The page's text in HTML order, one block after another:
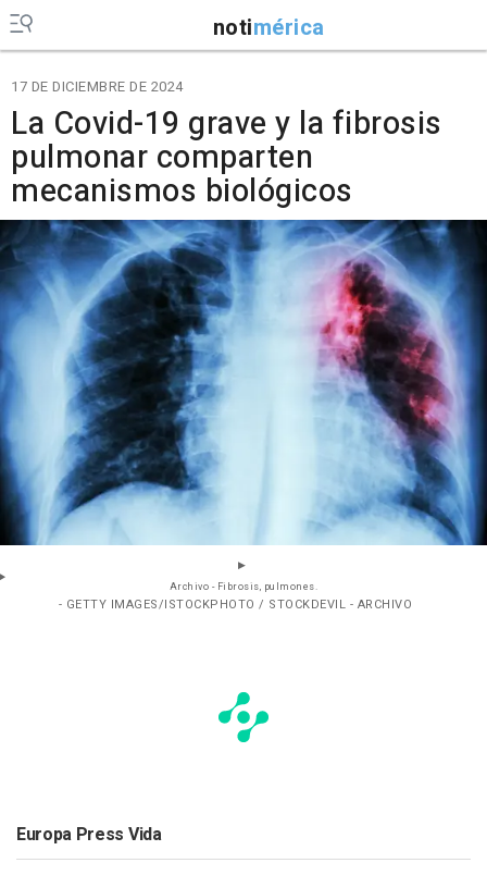
notimérica
17 DE DICIEMBRE DE 2024
La Covid-19 grave y la fibrosis
pulmonar comparten
mecanismos biológicos
Archivo - Fibrosis, pulmones.
- GETTY IMAGES/ISTOCKPHOTO / STOCKDEVIL - ARCHIVO
Europa Press Vida